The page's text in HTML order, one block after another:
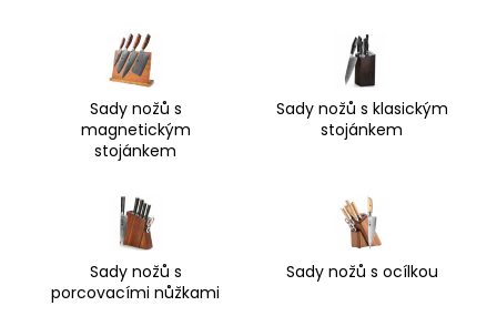
Sady nožů s
magnetickým
stojánkem
Sady nožů s klasickým
stojánkem
Sady nožů s
porcovacími nůžkami
Sady nožů s ocílkou